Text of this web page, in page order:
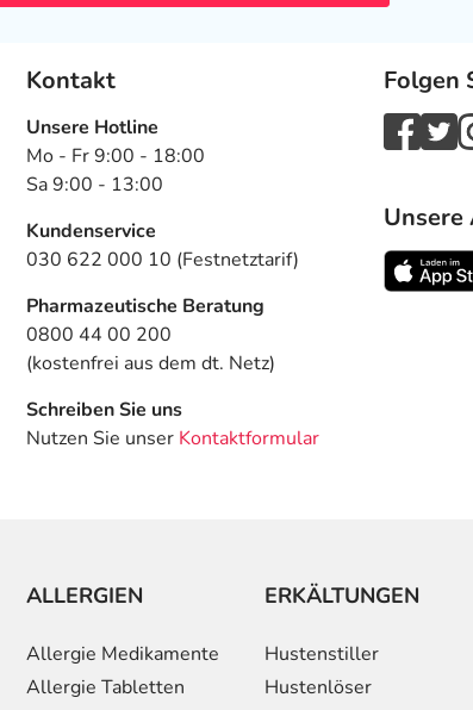
Kontakt
Unsere Hotline
Mo - Fr 9:00 - 18:00
Sa 9:00 - 13:00
Kundenservice
030 622 000 10 (Festnetztarif)
Pharmazeutische Beratung
0800 44 00 200
(kostenfrei aus dem dt. Netz)
Schreiben Sie uns
Nutzen Sie unser Kontaktformular
Folgen
Unsere
ALLERGIEN
Allergie Medikamente
Allergie Tabletten
ERKÄLTUNGEN
Hustenstiller
Hustenlöser